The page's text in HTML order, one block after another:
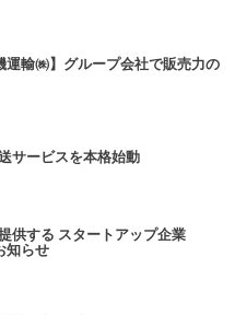
運輸㈱】グループ会社で販売力の
サービスを本格始動
供する スタートアップ企業
知らせ